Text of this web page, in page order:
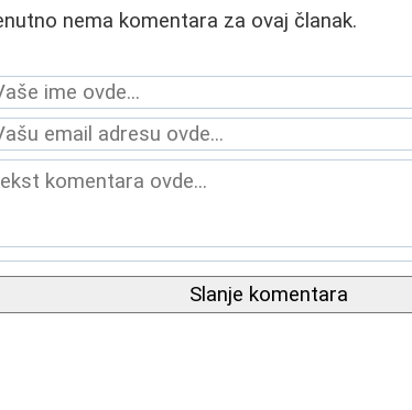
nema komentara za ovaj članak.
Slanje komentara